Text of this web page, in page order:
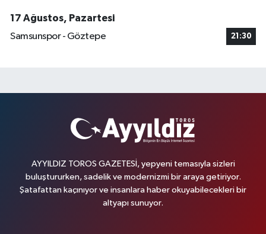
17 Ağustos, Pazartesi
Samsunspor - Göztepe
21:30
AYYILDIZ TOROS GAZETESİ, yepyeni temasıyla sizleri
buluştururken, sadelik ve modernizmi bir araya getiriyor.
Şatafattan kaçınıyor ve insanlara haber okuyabilecekleri bir
altyapı sunuyor.